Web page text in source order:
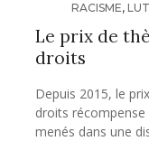
RACISME,
Le prix de
droits
Depuis 2015, le
droits
menés dans une